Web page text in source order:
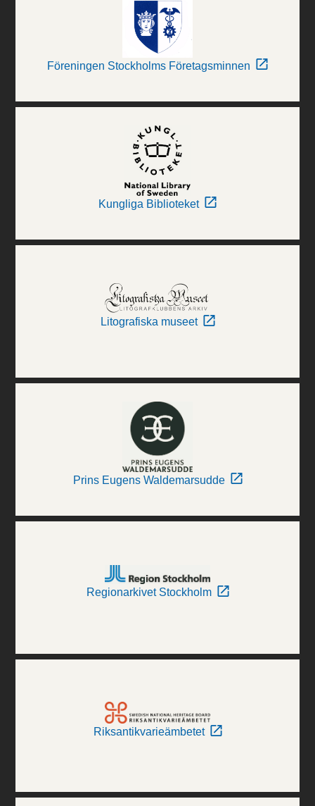
Föreningen Stockholms Företagsminnen
Kungliga Biblioteket
Litografiska museet
Prins Eugens Waldemarsudde
Regionarkivet Stockholm
Riksantikvarieämbetet